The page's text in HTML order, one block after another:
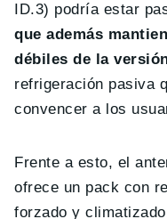
ID.3) podría estar
que además
débiles de la
refrigeración pasiva
convencer a los
Frente a esto, el
ofrece un pack con
forzado y